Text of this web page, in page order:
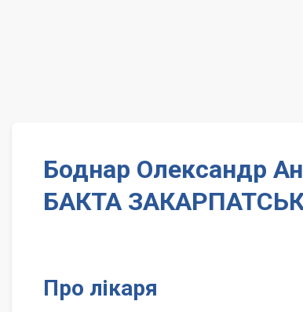
Боднар Олександр
БАКТА
Про лікаря